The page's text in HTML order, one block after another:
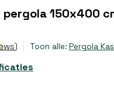
150x400
Toon alle: Pergola